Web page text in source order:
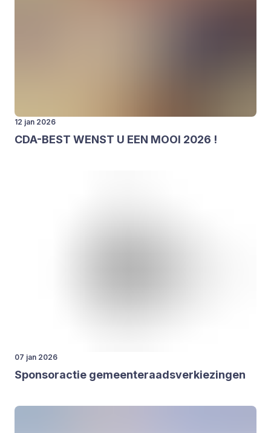
12 jan 2026
CDA-BEST WENST U EEN MOOI 2026 !
07 jan 2026
Spon­sor­ac­tie gemeen­te­raads­ver­kie­zin­gen